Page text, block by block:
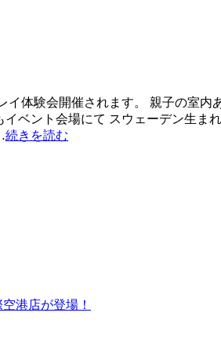
体験会開催されます。 親子の室
ベント会場にて スウェーデン生ま
続きを読む
港店が登場！